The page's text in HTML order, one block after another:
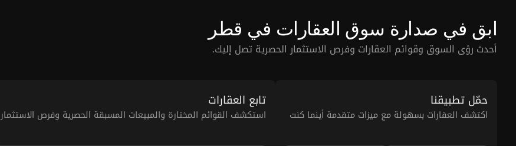
ابق في صدارة سوق العقارات في قطر
أحدث رؤى السوق وقوائم العقارات وفرص الاستثمار الحصرية تصل إليك.
حمّل تطبيقنا
اكتشف العقارات بسهولة مع ميزات متقدمة أينما كنت
تابع العقارات
استكشف القوائم المختارة والمبيعات المسبقة الحصرية وفرص الاستثمار